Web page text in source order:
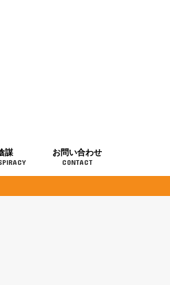
謀 お問い合わせ
CONTACT